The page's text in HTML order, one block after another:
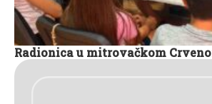
Radionica u mitrovačkom